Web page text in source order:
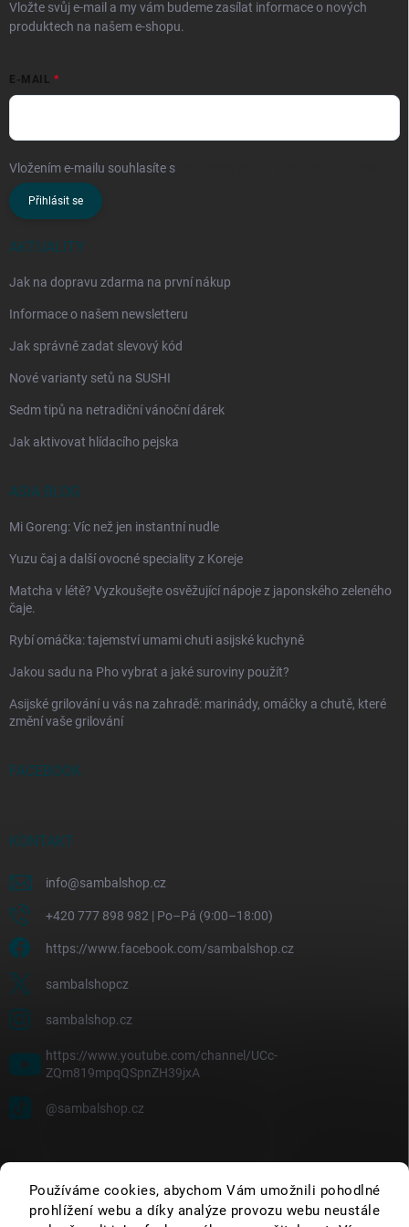
Používáme cookies, abychom Vám umožnili pohodlné
prohlížení webu a díky analýze provozu webu neustále
Vložte svůj e-mail a my vám budeme zasílat informace o nových
produktech na našem e-shopu.
E-MAIL
Vložením e-mailu souhlasíte s
Přihlásit se
AKTUALITY
Jak na dopravu zdarma na první nákup
Informace o našem newsletteru
Jak správně zadat slevový kód
Nové varianty setů na SUSHI
Sedm tipů na netradiční vánoční dárek
Jak aktivovat hlídacího pejska
ASIA BLOG
Mi Goreng: Víc než jen instantní nudle
Yuzu čaj a další ovocné speciality z Koreje
Matcha v létě? Vyzkoušejte osvěžující nápoje z japonského zeleného
čaje.
Rybí omáčka: tajemství umami chuti asijské kuchyně
Jakou sadu na Pho vybrat a jaké suroviny použít?
Asijské grilování u vás na zahradě: marinády, omáčky a chutě, které
změní vaše grilování
FACEBOOK
KONTAKT
info@sambalshop.cz
+420 777 898 982 | Po–Pá (9:00–18:00)
https://www.facebook.com/sambalshop.cz
sambalshopcz
sambalshop.cz
https://www.youtube.com/channel/UCc-
ZQm819mpqQSpnZH39jxA
@sambalshop.cz